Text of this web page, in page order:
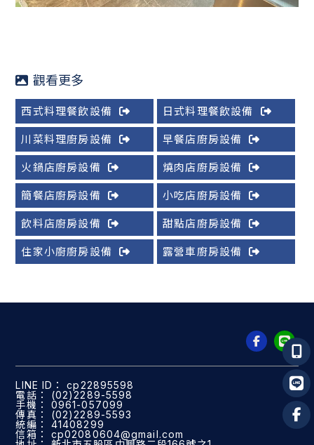
西式料理餐飲設備 日式料理餐飲設備
川菜料理廚房設備 早餐店廚房設備
火鍋店廚房設備 燒肉店廚房設備
簡餐店廚房設備 小吃店廚房設備
飲料店廚房設備 甜點店廚房設備
住家小廚廚房設備 露營車廚房設備
cp22895598
(02)2289-5598
0961-057099
(02)2289-5593
41408299
cp02080604@gmail.com